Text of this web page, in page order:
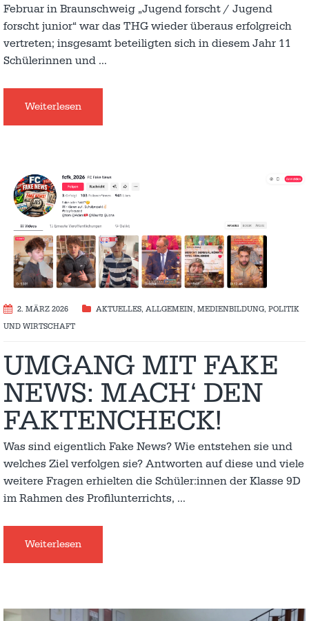
Februar in Braunschweig „Jugend forscht / Jugend
forscht junior“ war das THG wieder überaus erfolgreich
vertreten; insgesamt beteiligten sich in diesem Jahr 11
Schülerinnen und …
Weiterlesen
2. MÄRZ 2026 AKTUELLES, ALLGEMEIN, MEDIENBILDUNG, POLITIK
UND WIRTSCHAFT
UMGANG MIT FAKE
NEWS: MACH‘ DEN
FAKTENCHECK!
Was sind eigentlich Fake News? Wie entstehen sie und
welches Ziel verfolgen sie? Antworten auf diese und viele
weitere Fragen erhielten die Schüler:innen der Klasse 9D
im Rahmen des Profilunterrichts, …
Weiterlesen